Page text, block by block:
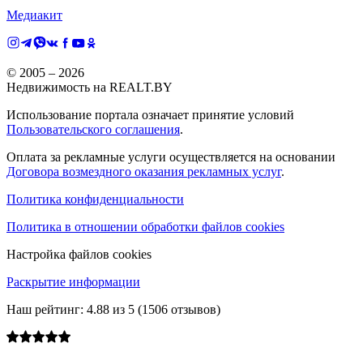
Медиакит
© 2005 – 2026
Недвижимость на REALT.BY
Использование портала означает принятие условий
Пользовательского соглашения.
Оплата за рекламные услуги осуществляется на основании
Договора возмездного оказания рекламных услуг.
Политика конфиденциальности
Политика в отношении обработки файлов cookies
Настройка файлов cookies
Раскрытие информации
Наш рейтинг: 4.88 из 5 (1506 отзывов)